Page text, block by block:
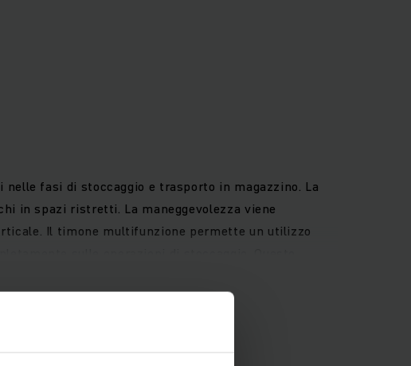
fasi di stoccaggio e trasporto in magazzino. La
in spazi ristretti. La maneggevolezza viene
Il timone multifunzione permette un utilizzo
essere dotato di un caricabatteria incorporato in
230 V.